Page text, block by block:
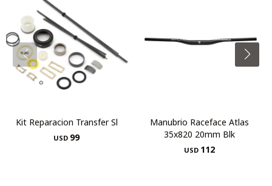
Kit Reparacion Transfer Sl
USD 99
Manubrio Raceface Atlas
35x820 20mm Blk
USD 112